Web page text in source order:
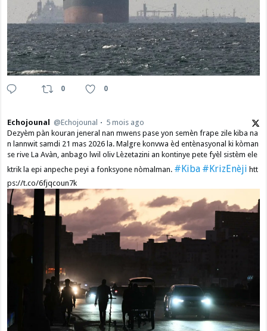
0 0
Echojounal @Echojounal
5 mois ago
Dezyèm pàn kouran jeneral nan mwens pase yon semèn frape zile kiba na
n lannwit samdi 21 mas 2026 la. Malgre konvwa èd entènasyonal ki kòman
se rive La Avàn, anbago lwil oliv Lèzetazini an kontinye pete fyèl sistèm ele
ktrik la epi anpeche peyi a fonksyone nòmalman. #Kiba #KrizEnèji htt
ps://t.co/6fjqcoun7k